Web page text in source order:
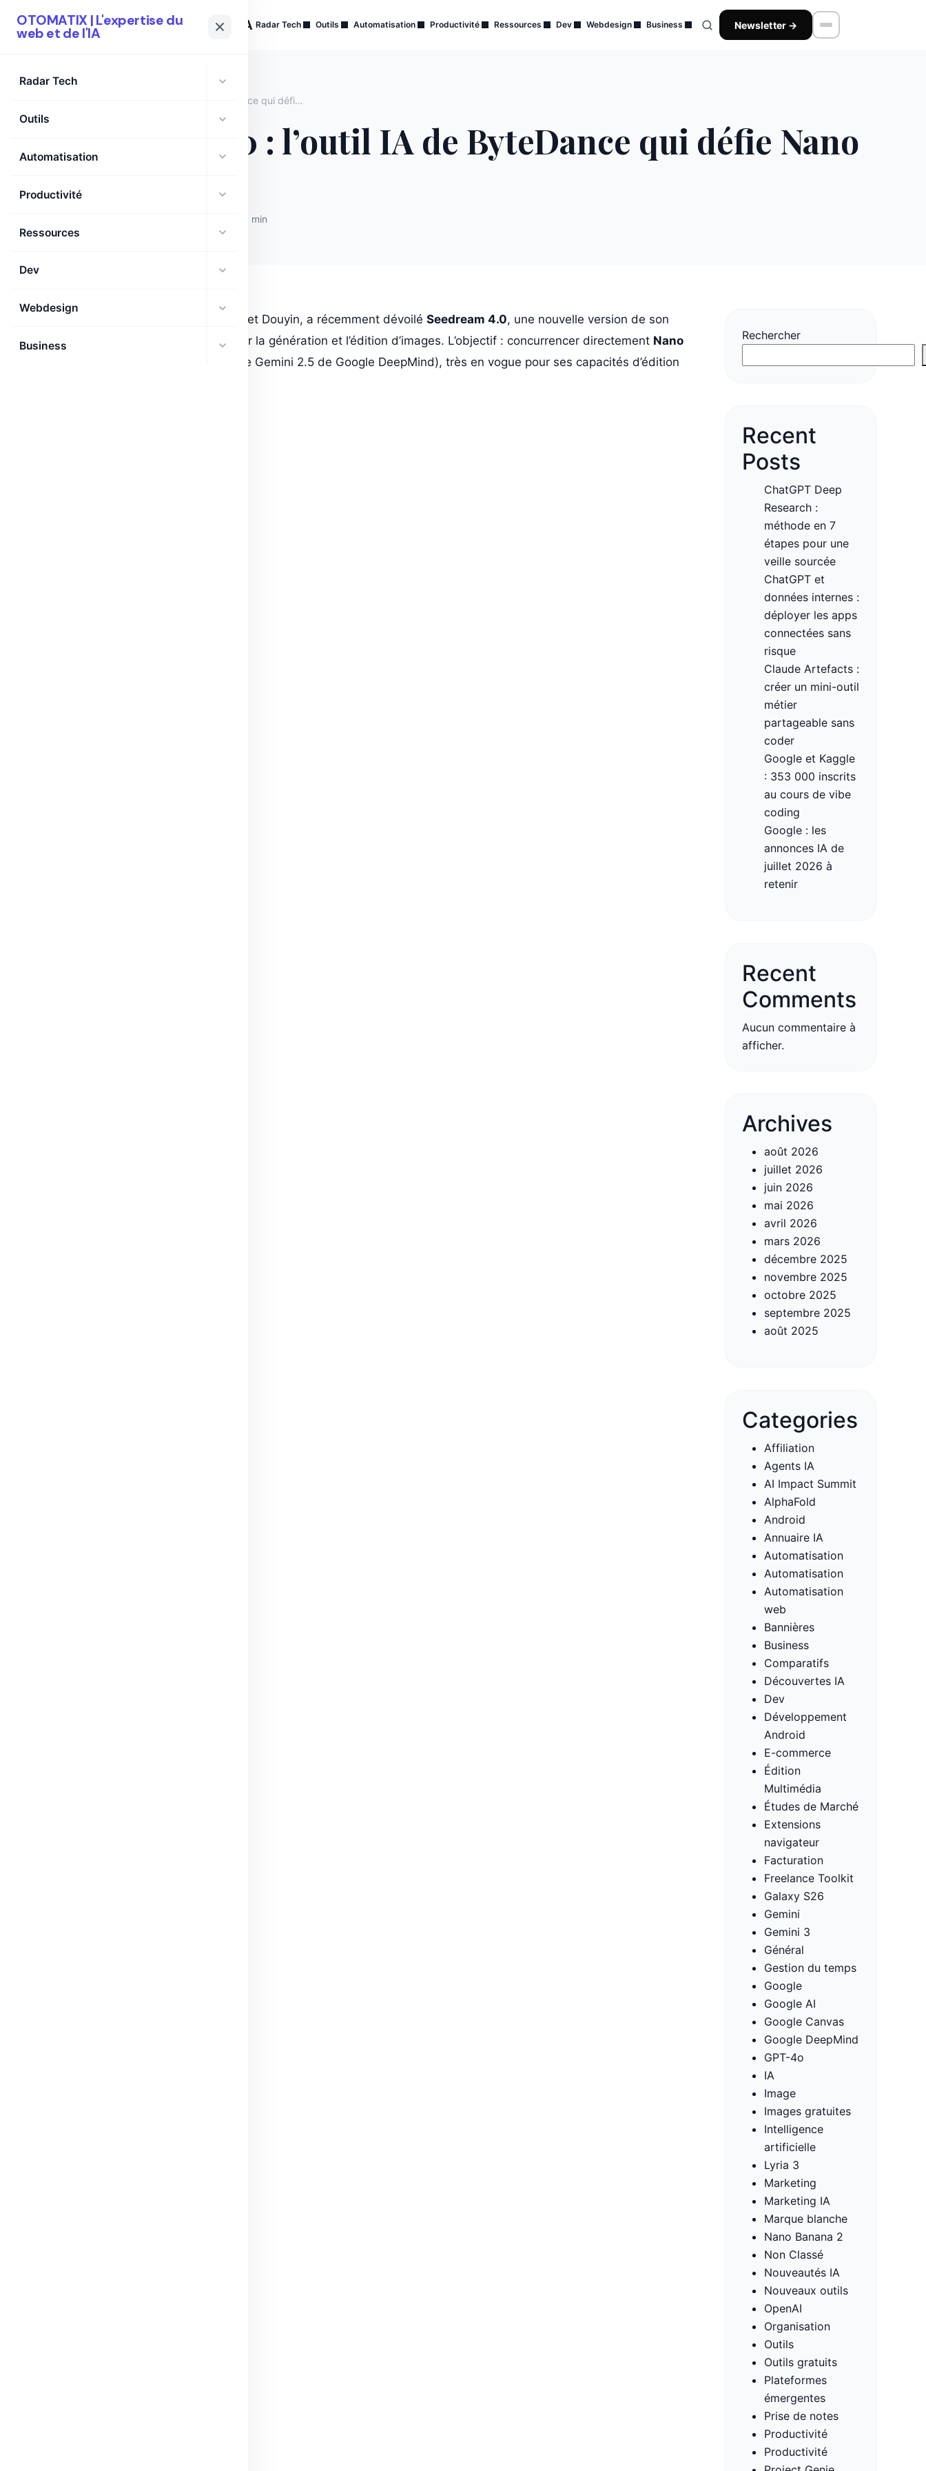
OTOMATIX| L'expertise du web et de l'IA Radar Tech Outils Automatisation Productivité Ressources Dev Webdesign Business Newsletter →
OTOMATIX | L'expertise du
web et de l'IA
Radar Tech
Outils
Automatisation
Productivité
Ressources
Dev
Webdesign
Business
Seedream 4.0 : l’outil IA de ByteDance qui défie Nano Banana
Seedream 4.0 : l’outil IA de ByteDance qui défie Nano
Banana
1 min
ByteDance, la firme derrière TikTok et Douyin, a récemment dévoilé Seedream 4.0, une nouvelle version de son
modèle d’intelligence artificielle pour la génération et l’édition d’images. L’objectif : concurrencer directement Nano
(le modèle “Flash Image” de Gemini 2.5 de Google DeepMind), très en vogue pour ses capacités d’édition
Rechercher
Recent
Posts
ChatGPT Deep
Research :
méthode en 7
étapes pour une
veille sourcée
ChatGPT et
données internes :
déployer les apps
connectées sans
risque
Claude Artefacts :
créer un mini-outil
métier
partageable sans
coder
Google et Kaggle
: 353 000 inscrits
au cours de vibe
coding
Google : les
annonces IA de
juillet 2026 à
retenir
Recent
Comments
Aucun commentaire à
afficher.
Archives
août 2026
juillet 2026
juin 2026
mai 2026
avril 2026
mars 2026
décembre 2025
novembre 2025
octobre 2025
septembre 2025
août 2025
Categories
Affiliation
Agents IA
AI Impact Summit
AlphaFold
Android
Annuaire IA
Automatisation
Automatisation
Automatisation
web
Bannières
Business
Comparatifs
Découvertes IA
Dev
Développement
Android
E-commerce
Édition
Multimédia
Études de Marché
Extensions
navigateur
Facturation
Freelance Toolkit
Galaxy S26
Gemini
Gemini 3
Général
Gestion du temps
Google
Google AI
Google Canvas
Google DeepMind
GPT-4o
IA
Image
Images gratuites
Intelligence
artificielle
Lyria 3
Marketing
Marketing IA
Marque blanche
Nano Banana 2
Non Classé
Nouveautés IA
Nouveaux outils
OpenAI
Organisation
Outils
Outils gratuits
Plateformes
émergentes
Prise de notes
Productivité
Productivité